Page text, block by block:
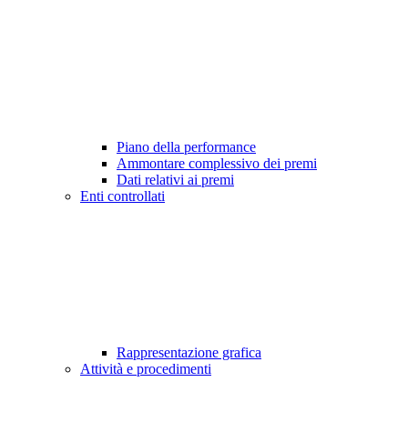
Piano della performance
Ammontare complessivo dei premi
Dati relativi ai premi
Enti controllati
Rappresentazione grafica
Attività e procedimenti